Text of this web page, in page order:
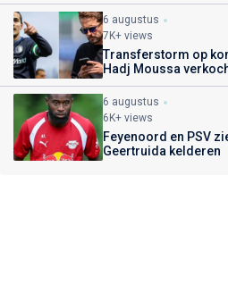
6 augustus
7K+ views
Transferstorm op
Hadj Moussa
6 augustus
6K+ views
Feyenoord en PSV
Geertruida kelderen